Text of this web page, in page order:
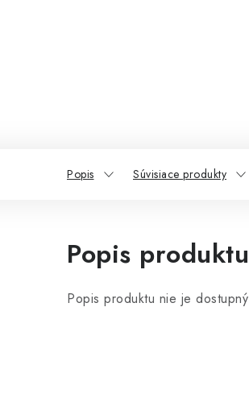
Popis Súvisiace produkty
Popis produktu
Popis produktu nie je dostupný